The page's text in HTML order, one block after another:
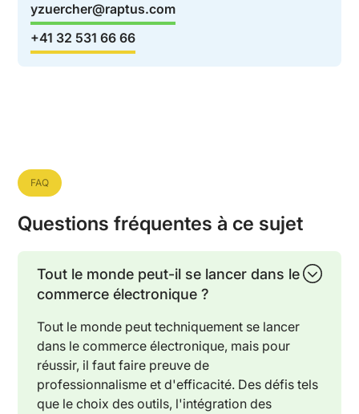
yzuercher@raptus.com
+41 32 531 66 66
FAQ
Questions fréquentes à ce sujet
Tout le monde peut-il se lancer dans le
commerce électronique ?
Tout le monde peut techniquement se lancer
dans le commerce électronique, mais pour
réussir, il faut faire preuve de
professionnalisme et d'efficacité. Des défis tels
que le choix des outils, l'intégration des